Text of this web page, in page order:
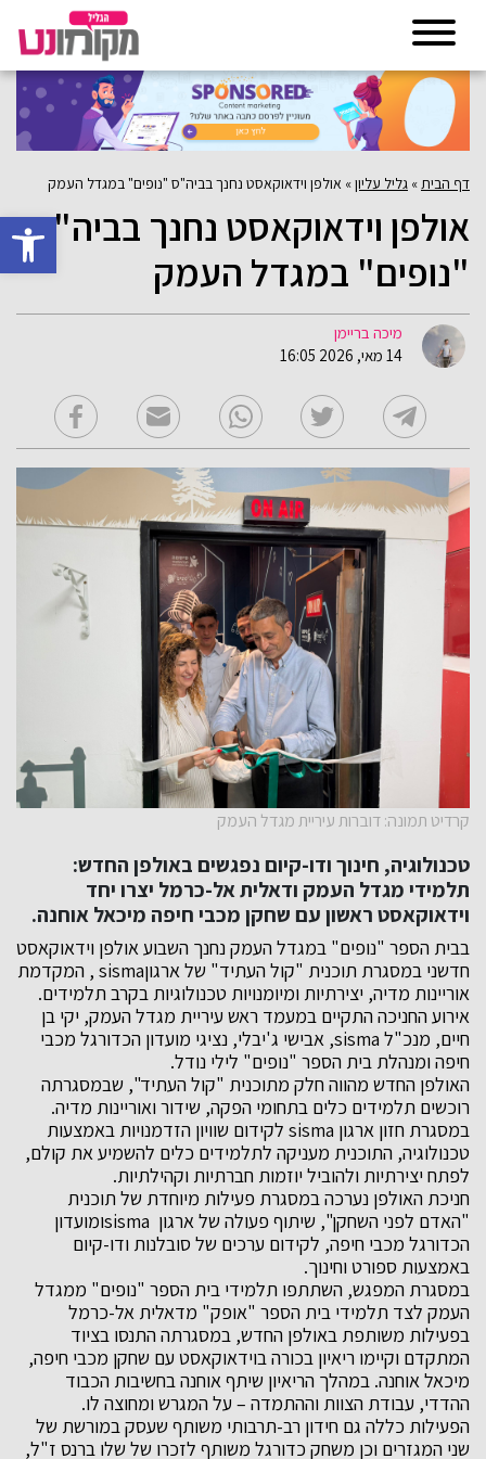
פתח
דף הבית » גליל עליון» אולפן וידאוקאסט נחנך בביה"ס "נופים" במגדל העמק
אולפן וידאוקאסט נחנך בביה"ס
"נופים" במגדל העמק
מיכה בריימן
14 מאי, 2026 16:05
קרדיט תמונה: דוברות עיריית מגדל העמק
טכנולוגיה, חינוך ודו-קיום נפגשים באולפן החדש:
תלמידי מגדל העמק ודאלית אל-כרמל יצרו יחד
וידאוקאסט ראשון עם שחקן מכבי חיפה מיכאל אוחנה.
בבית הספר "נופים" במגדל העמק נחנך השבוע אולפן וידאוקאסט
חדשני במסגרת תוכנית "קול העתיד" של ארגוןsisma , המקדמת
אוריינות מדיה, יצירתיות ומיומנויות טכנולוגיות בקרב תלמידים.
אירוע החניכה התקיים במעמד ראש עיריית מגדל העמק, יקי בן
חיים, מנכ"ל sisma, אבישי ג'יבלי, נציגי מועדון הכדורגל מכבי
חיפה ומנהלת בית הספר "נופים" לילי נודל.
האולפן החדש מהווה חלק מתוכנית "קול העתיד", שבמסגרתה
רוכשים תלמידים כלים בתחומי הפקה, שידור ואוריינות מדיה.
במסגרת חזון ארגון sisma לקידום שוויון הזדמנויות באמצעות
טכנולוגיה, התוכנית מעניקה לתלמידים כלים להשמיע את קולם,
לפתח יצירתיות ולהוביל יוזמות חברתיות וקהילתיות.
חניכת האולפן נערכה במסגרת פעילות מיוחדת של תוכנית
"האדם לפני השחקן", שיתוף פעולה של ארגון sismaומועדון
הכדורגל מכבי חיפה, לקידום ערכים של סובלנות ודו-קיום
באמצעות ספורט וחינוך.
במסגרת המפגש, השתתפו תלמידי בית הספר "נופים" ממגדל
העמק לצד תלמידי בית הספר "אופק" מדאלית אל-כרמל
בפעילות משותפת באולפן החדש, במסגרתה התנסו בציוד
המתקדם וקיימו ריאיון בכורה בוידאוקאסט עם שחקן מכבי חיפה,
מיכאל אוחנה. במהלך הריאיון שיתף אוחנה בחשיבות הכבוד
ההדדי, עבודת הצוות וההתמדה – על המגרש ומחוצה לו.
הפעילות כללה גם חידון רב-תרבותי משותף שעסק במורשת של
שני המגזרים וכן משחק כדורגל משותף לזכרו של שלו ברנס ז"ל,